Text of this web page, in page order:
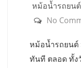
หม้อน้ำรถยน
No
หม้อน้ำรถยนต์
ทันที ตลอด ทั้ง